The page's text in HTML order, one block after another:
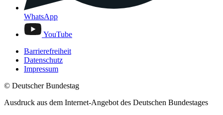
WhatsApp
YouTube
Barrierefreiheit
Datenschutz
Impressum
© Deutscher Bundestag
Ausdruck aus dem Internet-Angebot des Deutschen Bundestages